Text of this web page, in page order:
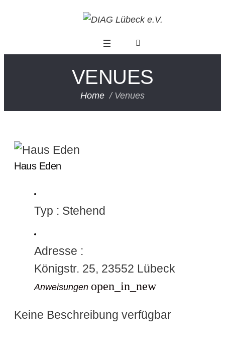
VENUES
Home / Venues
Haus Eden
Typ : Stehend
Adresse :
Königstr. 25, 23552 Lübeck
Anweisungen open_in_new
Keine Beschreibung verfügbar